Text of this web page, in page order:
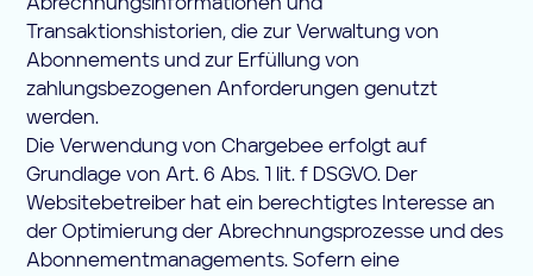
Abrechnungsinformationen und
Transaktionshistorien, die zur Verwaltung von
Abonnements und zur Erfüllung von
zahlungsbezogenen Anforderungen genutzt
werden.
Die Verwendung von Chargebee erfolgt auf
Grundlage von Art. 6 Abs. 1 lit. f DSGVO. Der
Websitebetreiber hat ein berechtigtes Interesse an
der Optimierung der Abrechnungsprozesse und des
Abonnementmanagements. Sofern eine